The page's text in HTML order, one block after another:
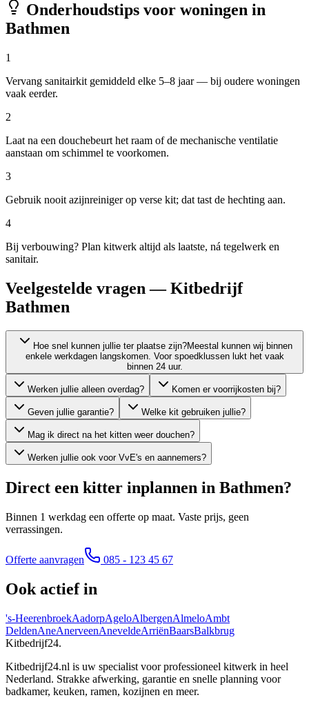
Onderhoudstips voor woningen in
Bathmen
1
Vervang sanitairkit gemiddeld elke 5–8 jaar — bij oudere woningen
vaak eerder.
2
Laat na een douchebeurt het raam of de mechanische ventilatie
aanstaan om schimmel te voorkomen.
3
Gebruik nooit azijnreiniger op verse kit; dat tast de hechting aan.
4
Bij verbouwing? Plan kitwerk altijd als laatste, ná tegelwerk en
sanitair.
Veelgestelde vragen — Kitbedrijf
Bathmen
Hoe snel kunnen jullie ter plaatse zijn?Meestal kunnen wij binnen
enkele werkdagen langskomen. Voor spoedklussen lukt het vaak
binnen 24 uur.
Werken jullie alleen overdag? Komen er voorrijkosten bij?
Geven jullie garantie? Welke kit gebruiken jullie?
Mag ik direct na het kitten weer douchen?
Werken jullie ook voor VvE's en aannemers?
Direct een kitter inplannen in Bathmen?
Binnen 1 werkdag een offerte op maat. Vaste prijs, geen
verrassingen.
Offerte aanvragen 085 - 123 45 67
Ook actief in
's-HeerenbroekAadorpAgeloAlbergenAlmeloAmbt
DeldenAneAnerveenAneveldeArriënBaarsBalkbrug
Kitbedrijf24.
Kitbedrijf24.nl is uw specialist voor professioneel kitwerk in heel
Nederland. Strakke afwerking, garantie en snelle planning voor
badkamer, keuken, ramen, kozijnen en meer.